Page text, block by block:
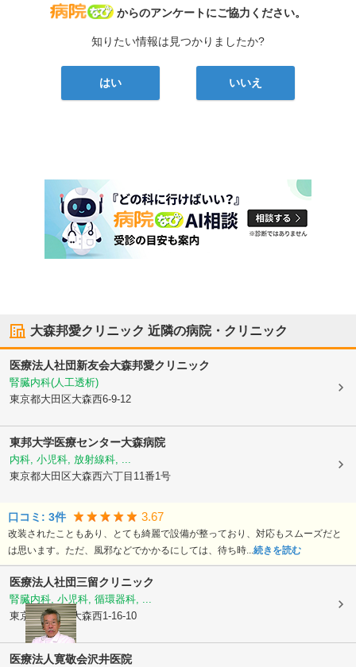
病院なび
からのアンケートにご協力ください。
知りたい情報は見つかりましたか?
はい いいえ
大森邦愛クリニック 近隣の病院・クリニック
医療法人社団新友会大森邦愛クリニック
腎臓内科(人工透析)
東京都大田区大森西6-9-12
東邦大学医療センター大森病院
内科, 小児科, 放射線科, ...
東京都大田区大森西六丁目11番1号
口コミ: 3件 3.67
改装されたこともあり、とても綺麗で設備が整っており、対応もスムーズだと
は思います。ただ、風邪などでかかるにしては、待ち時...続きを読む
医療法人社団三留クリニック
腎臓内科, 小児科, 循環器科, ...
東京都大田区大森西1-16-10
医療法人寛敬会沢井医院